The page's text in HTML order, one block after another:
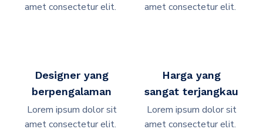
amet consectetur elit. ​
amet consectetur elit. ​
Designer yang
berpengalaman
Lorem ipsum dolor sit
amet consectetur elit. ​
Harga yang
sangat terjangkau
Lorem ipsum dolor sit
amet consectetur elit. ​